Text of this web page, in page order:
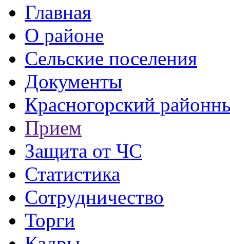
Главная
О районе
Сельские поселения
Документы
Красногорский
Прием
Защита от ЧС
Статистика
Сотрудничество
Торги